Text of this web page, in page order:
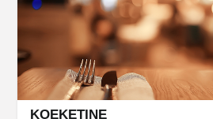
KOEKETINE